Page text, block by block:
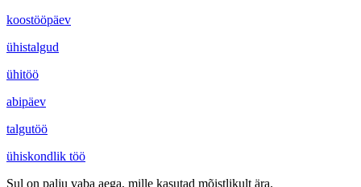
koostööpäev
ühistalgud
ühitöö
abipäev
talgutöö
ühiskondlik töö
Sul on palju vaba aega, mille kasutad mõistlikult ära.